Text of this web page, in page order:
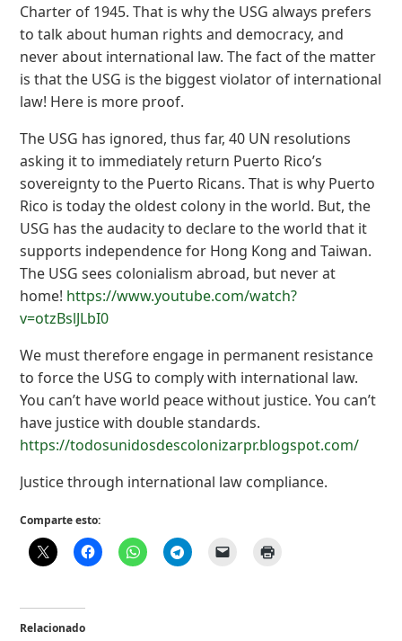
Charter of 1945. That is why the USG always prefers
to talk about human rights and democracy, and
never about international law. The fact of the matter
is that the USG is the biggest violator of international
law! Here is more proof.
The USG has ignored, thus far, 40 UN resolutions
asking it to immediately return Puerto Rico’s
sovereignty to the Puerto Ricans. That is why Puerto
Rico is today the oldest colony in the world. But, the
USG has the audacity to declare to the world that it
supports independence for Hong Kong and Taiwan.
The USG sees colonialism abroad, but never at
home! https://www.youtube.com/watch?
v=otzBslJLbI0
We must therefore engage in permanent resistance
to force the USG to comply with international law.
You can’t have world peace without justice. You can’t
have justice with double standards.
https://todosunidosdescolonizarpr.blogspot.com/
Justice through international law compliance.
Comparte esto:
Relacionado